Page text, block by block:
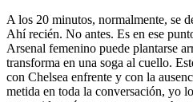
A los 20 minutos, normalmente, se
Ahí recién. No antes. Es en ese
Arsenal femenino puede plantarse
transforma en una soga al cuello.
con Chelsea enfrente y con la
metida en toda la conversación, yo